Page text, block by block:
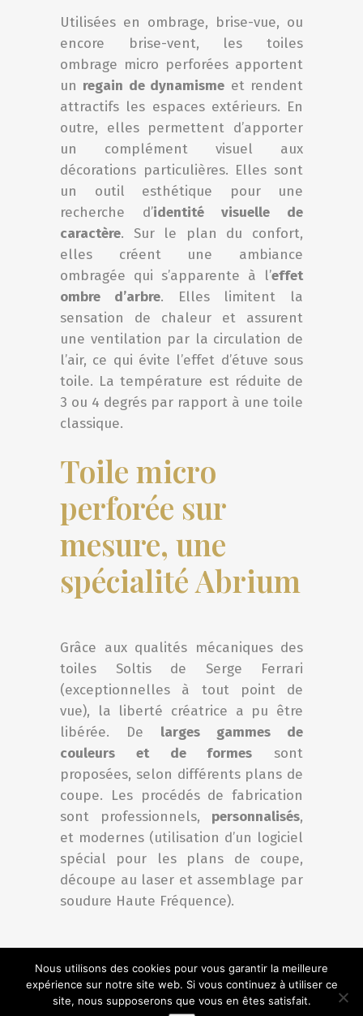
Utilisées en ombrage, brise-vue, ou
encore brise-vent, les toiles
ombrage micro perforées apportent
un regain de dynamisme et rendent
attractifs les espaces extérieurs. En
outre, elles permettent d’apporter
un complément visuel aux
décorations particulières. Elles sont
un outil esthétique pour une
recherche d’identité visuelle de
caractère. Sur le plan du confort,
elles créent une ambiance
ombragée qui s’apparente à l’effet
ombre d’arbre. Elles limitent la
sensation de chaleur et assurent
une ventilation par la circulation de
l’air, ce qui évite l’effet d’étuve sous
toile. La température est réduite de
3 ou 4 degrés par rapport à une toile
classique.
Toile micro
perforée sur
mesure, une
spécialité Abrium
Grâce aux qualités mécaniques des
toiles Soltis de Serge Ferrari
(exceptionnelles à tout point de
vue), la liberté créatrice a pu être
libérée. De larges gammes de
couleurs et de formes sont
proposées, selon différents plans de
coupe. Les procédés de fabrication
sont professionnels, personnalisés,
et modernes (utilisation d’un logiciel
spécial pour les plans de coupe,
découpe au laser et assemblage par
soudure Haute Fréquence).
Nous utilisons des cookies pour vous garantir la meilleure
expérience sur notre site web. Si vous continuez à utiliser ce
site, nous supposerons que vous en êtes satisfait.